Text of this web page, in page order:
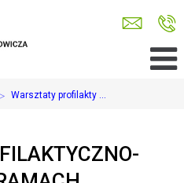
> Warsztaty profilakty ...